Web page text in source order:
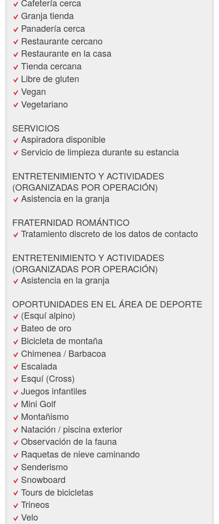
Cafetería cerca
Granja tienda
Panadería cerca
Restaurante cercano
Restaurante en la casa
Tienda cercana
Libre de gluten
Vegan
Vegetariano
SERVICIOS
Aspiradora disponible
Servicio de limpieza durante su estancia
ENTRETENIMIENTO Y ACTIVIDADES
(ORGANIZADAS POR OPERACIÓN)
Asistencia en la granja
FRATERNIDAD ROMÁNTICO
Tratamiento discreto de los datos de contacto
ENTRETENIMIENTO Y ACTIVIDADES
(ORGANIZADAS POR OPERACIÓN)
Asistencia en la granja
OPORTUNIDADES EN EL ÁREA DE DEPORTE
(Esquí alpino)
Bateo de oro
Bicicleta de montaña
Chimenea / Barbacoa
Escalada
Esquí (Cross)
Juegos infantiles
Mini Golf
Montañismo
Natación / piscina exterior
Observación de la fauna
Raquetas de nieve caminando
Senderismo
Snowboard
Tours de bicicletas
Trineos
Velo